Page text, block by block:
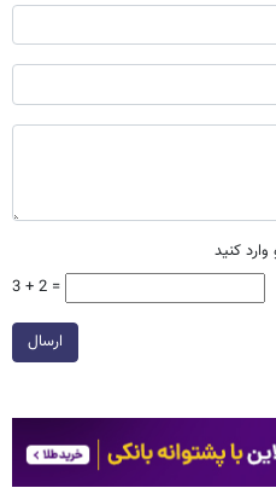
کنید
3 + 2 =
ارسال